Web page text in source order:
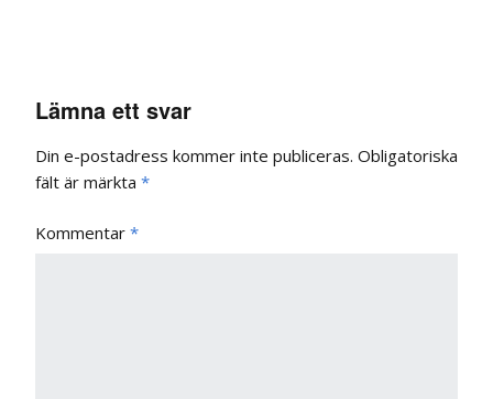
Lämna ett svar
Din e-postadress kommer inte publiceras. Obligatoriska
fält är märkta *
Kommentar *